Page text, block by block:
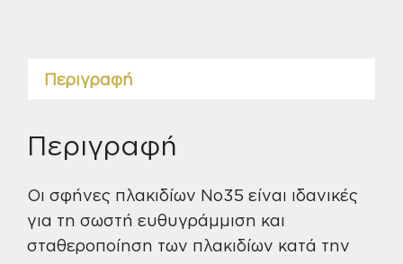
Περιγραφή
Περιγραφή
Οι σφήνες πλακιδίων No35 είναι ιδανικές
για τη σωστή ευθυγράμμιση και
σταθεροποίηση των πλακιδίων κατά την